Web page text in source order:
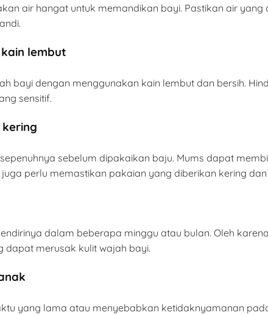
air hangat untuk memandikan bayi. Pastikan air
lembut
bayi dengan menggunakan kain lembut dan bersih.
sensitif.
sebelum dipakaikan baju. Mums dapat
perlu memastikan pakaian yang diberikan kering dan
dalam beberapa minggu atau bulan. Oleh
dapat merusak kulit wajah bayi.
yang lama atau menyebabkan ketidaknyamanan